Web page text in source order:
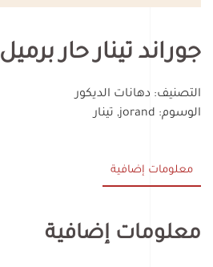
جوراند تينار حار برميل
التصنيف: دهانات الديكور
الوسوم: jorand
, تينار
معلومات إضافية
معلومات إضافية